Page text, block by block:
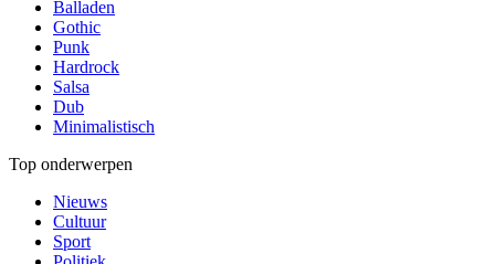
Balladen
Gothic
Punk
Hardrock
Salsa
Dub
Minimalistisch
Top onderwerpen
Nieuws
Cultuur
Sport